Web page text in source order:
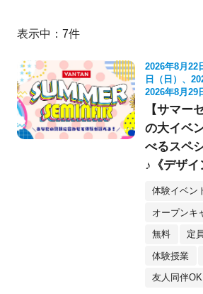
表示中： 7件
2026年8月22
日（日）、
2026年8月29
【サマー
の大イベ
べるスペ
♪《デザ
像・スケ
体験イベン
オープンキ
無料 定
体験授業
友人同伴OK